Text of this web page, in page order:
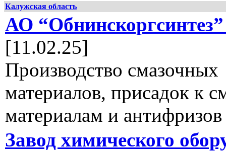
Калужская область
АО
[11.02.25]
Производство смазочных
материалов, присадок к
материалам и
Завод химического